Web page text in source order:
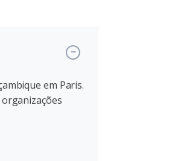
em Paris.